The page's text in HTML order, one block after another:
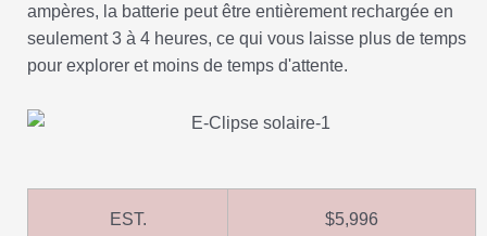
ampères, la batterie peut être entièrement rechargée en
seulement 3 à 4 heures, ce qui vous laisse plus de temps
pour explorer et moins de temps d'attente.
EST. $5,996